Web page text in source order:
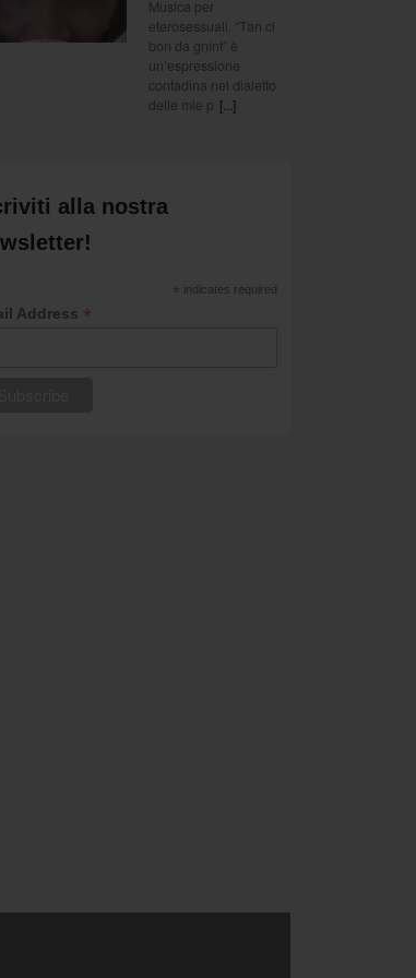
Musica per
eterosessuali. “Tan ci
bon da gnint” è
un’espressione
contadina nel dialetto
delle mie p [...]
alla nostra
* indicates required
Address *